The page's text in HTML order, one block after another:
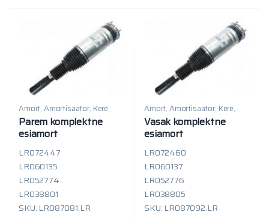
Amort,Amortisaator, Kere,
Sillaosad
Parem komplektne
esiamort
LR072447
LR060135
LR052774
LR038801
SKU: LR087081.LR
Amort,Amortisaator, Kere,
Sillaosad
Vasak komplektne
esiamort
LR072460
LR060137
LR052776
LR038805
SKU: LR087092.LR